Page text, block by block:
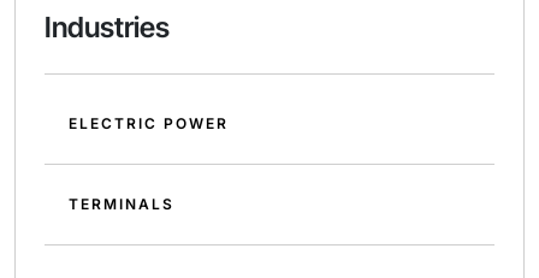
Industries
ELECTRIC POWER
TERMINALS